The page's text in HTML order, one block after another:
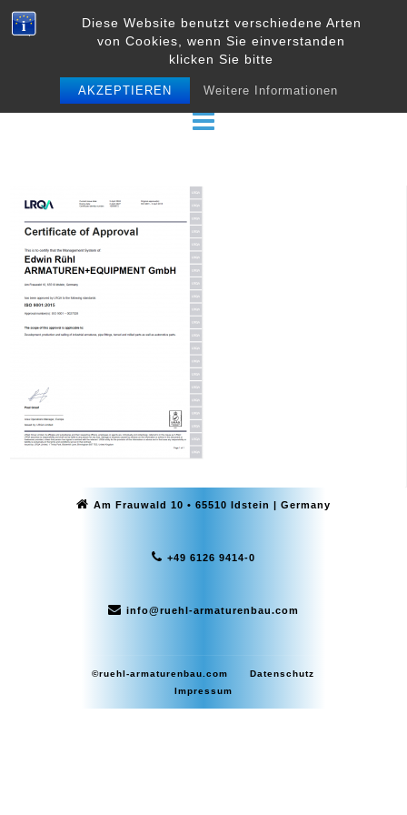
Diese Website benutzt verschiedene Arten
von Cookies, wenn Sie einverstanden
klicken Sie bitte
AKZEPTIEREN Weitere Informationen
Skip
Am Frauwald 10 • 65510 Idstein | Germany
+49 6126 9414-0
info@ruehl-armaturenbau.com
©ruehl-armaturenbau.com
Datenschutz
Impressum